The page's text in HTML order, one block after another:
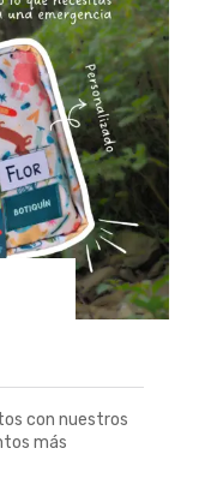
con nuestros
más